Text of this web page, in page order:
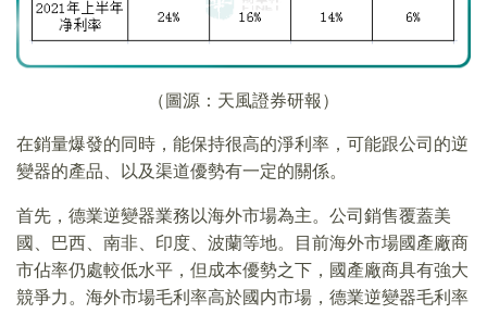
（圖源：天風證券研報）
在銷量爆發的同時，能保持很高的淨利率，可能跟公司的逆
變器的產品、以及渠道優勢有一定的關係。
首先，德業逆變器業務以海外市場為主。公司銷售覆蓋美
國、巴西、南非、印度、波蘭等地。目前海外市場國產廠商
市佔率仍處較低水平，但成本優勢之下，國產廠商具有強大
競爭力。海外市場毛利率高於國内市場，德業逆變器毛利率